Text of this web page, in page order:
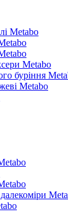
Metabo
Metabo
буріння
Metabo